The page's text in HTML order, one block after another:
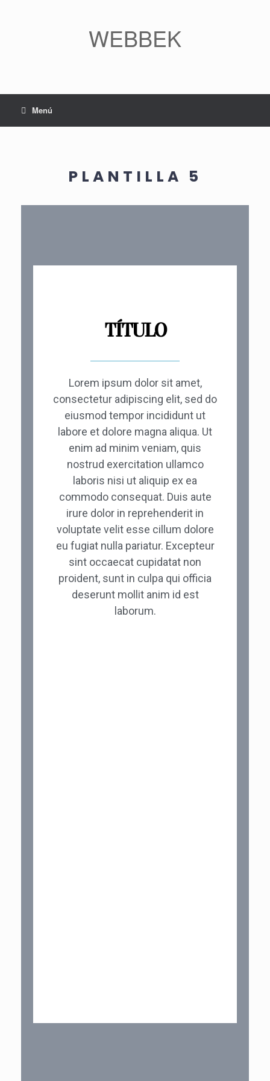
WEBBEK
Menú
PLANTILLA 5
TÍTULO
Lorem ipsum dolor sit amet,
consectetur adipiscing elit, sed do
eiusmod tempor incididunt ut
labore et dolore magna aliqua. Ut
enim ad minim veniam, quis
nostrud exercitation ullamco
laboris nisi ut aliquip ex ea
commodo consequat. Duis aute
irure dolor in reprehenderit in
voluptate velit esse cillum dolore
eu fugiat nulla pariatur. Excepteur
sint occaecat cupidatat non
proident, sunt in culpa qui officia
deserunt mollit anim id est
laborum.